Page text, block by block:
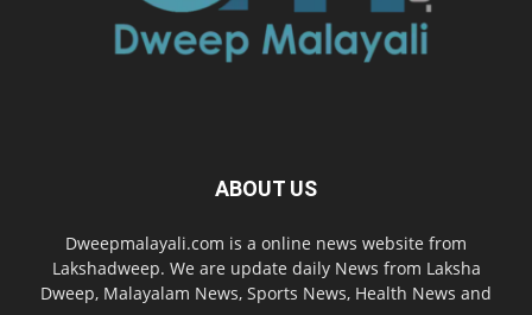
ABOUT US
Dweepmalayali.com is a online news website from
Lakshadweep. We are update daily News from Laksha
Dweep, Malayalam News, Sports News, Health News and